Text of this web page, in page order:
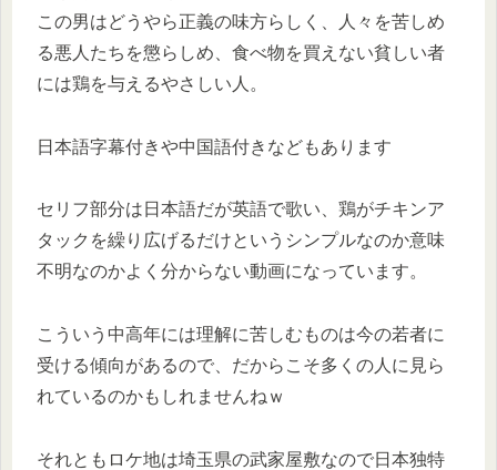
この男はどうやら正義の味方らしく、人々を苦しめ
る悪人たちを懲らしめ、食べ物を買えない貧しい者
には鶏を与えるやさしい人。
日本語字幕付きや中国語付きなどもあります
セリフ部分は日本語だが英語で歌い、鶏がチキンア
タックを繰り広げるだけというシンプルなのか意味
不明なのかよく分からない動画になっています。
こういう中高年には理解に苦しむものは今の若者に
受ける傾向があるので、だからこそ多くの人に見ら
れているのかもしれませんねｗ
それともロケ地は埼玉県の武家屋敷なので日本独特